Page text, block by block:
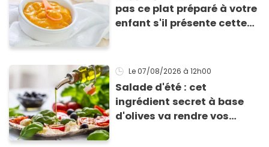
pas ce plat préparé à votre
enfant s'il présente cette
Le 07/08/2026 à 12h00
Salade d'été : cet
ingrédient secret à base
d'olives va rendre vos